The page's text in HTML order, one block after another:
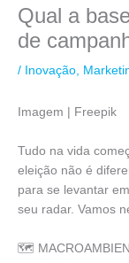
Qual a
de
/ Inovação,
Imagem | Freepik
Tudo na vida
eleição não é
para se levantar
seu radar. Vamos
🗺️